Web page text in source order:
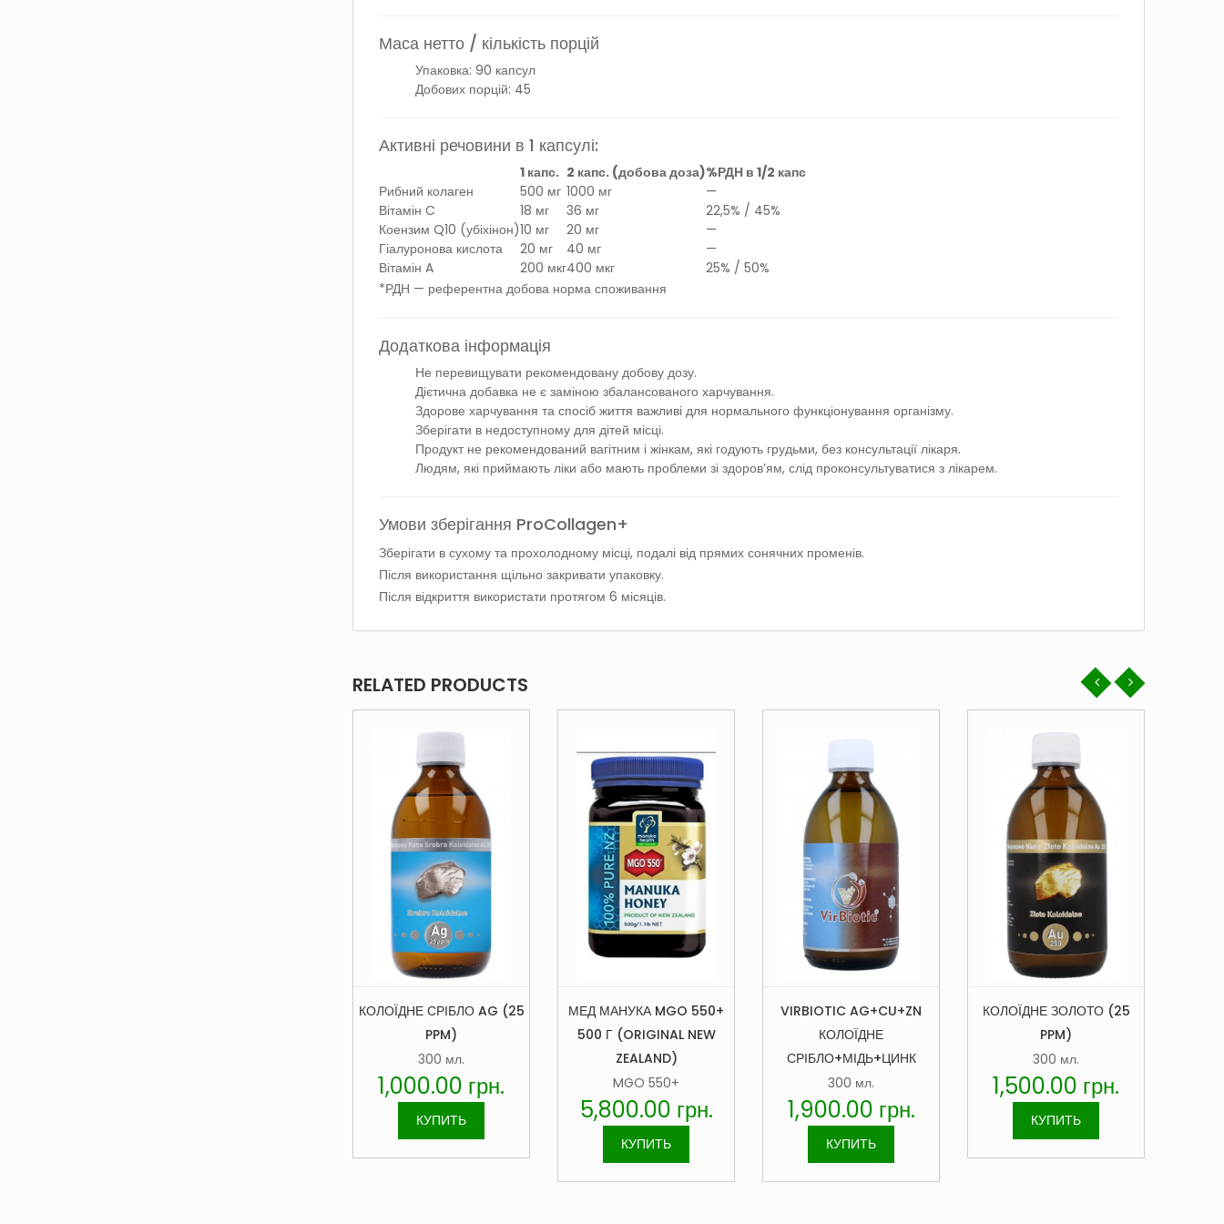
Маса нетто / кількість порцій
Упаковка: 90 капсул
Добових порцій: 45
Активні речовини в 1 капсулі:
1 капс. 2 капс. (добова доза)%РДН в 1/2 капс
Рибний колаген
500 мг 1000 мг
—
Вітамін C
18 мг 36 мг
22,5% / 45%
Коензим Q10 (убіхінон)10 мг 20 мг
—
Гіалуронова кислота
20 мг 40 мг
—
Вітамін A
200 мкг400 мкг
25% / 50%
*РДН — референтна добова норма споживання
Додаткова інформація
Не перевищувати рекомендовану добову дозу.
Дієтична добавка не є заміною збалансованого харчування.
Здорове харчування та спосіб життя важливі для нормального функціонування організму.
Зберігати в недоступному для дітей місці.
Продукт не рекомендований вагітним і жінкам, які годують грудьми, без консультації лікаря.
Людям, які приймають ліки або мають проблеми зі здоров’ям, слід проконсультуватися з лікарем.
Умови зберігання ProCollagen+
Зберігати в сухому та прохолодному місці, подалі від прямих сонячних променів.
Після використання щільно закривати упаковку.
Після відкриття використати протягом 6 місяців.
RELATED PRODUCTS
КОЛОЇДНЕ СРІБЛО AG (25
PPM)
300 мл.
1,000.00 грн.
КУПИТЬ
МЕД МАНУКА MGO 550+
500 Г (ORIGINAL NEW
ZEALAND)
MGO 550+
5,800.00 грн.
КУПИТЬ
VIRBIOTIC AG+CU+ZN
КОЛОЇДНЕ
СРІБЛО+МІДЬ+ЦИНК
300 мл.
1,900.00 грн.
КУПИТЬ
КОЛОЇДНЕ ЗОЛОТО (25
PPM)
300 мл.
1,500.00 грн.
КУПИТЬ